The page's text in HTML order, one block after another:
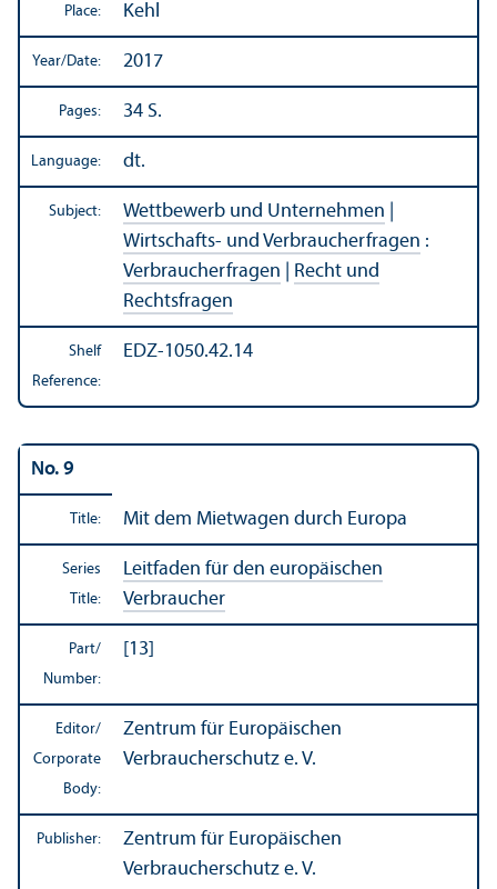
Place: Kehl
Year/Date: 2017
Pages: 34 S.
Language: dt.
Subject: Wettbewerb und Unternehmen
Wirtschafts- und Verbraucherfragen :
Verbraucherfragen
Recht und
Rechtsfragen
Shelf
Reference:
EDZ-1050.42.14
No. 9
Title: Mit dem Mietwagen durch Europa
Series
Title:
Leitfaden für den europäischen
Verbraucher
Part/
Number:
[13]
Editor/
Corporate
Body:
Zentrum für Europäischen
Verbraucherschutz e. V.
Publisher:
Zentrum für Europäischen
Verbraucherschutz e. V.